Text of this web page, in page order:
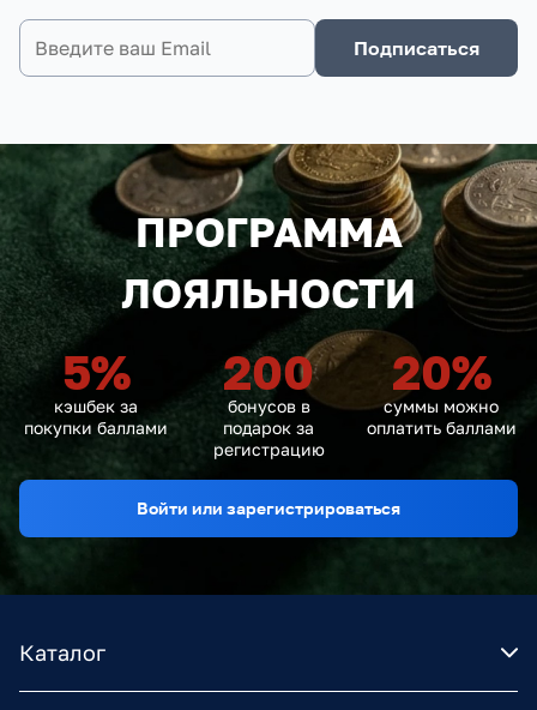
Подписаться
ПРОГРАММА
ЛОЯЛЬНОСТИ
5%
кэшбек за
покупки баллами
200
бонусов в
подарок за
регистрацию
20%
суммы можно
оплатить баллами
Войти или зарегистрироваться
Каталог